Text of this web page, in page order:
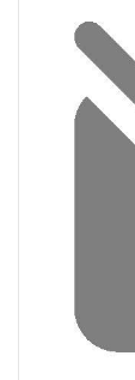
изображенията